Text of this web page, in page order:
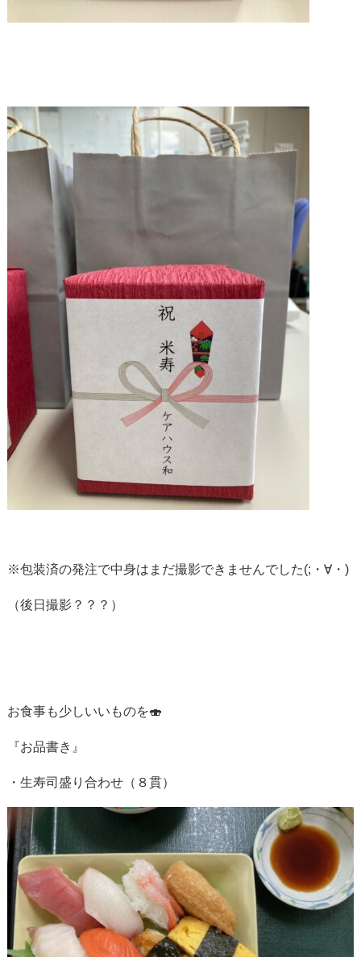
※包装済の発注で中身はまだ撮影できませんでした(;・∀・)
（後日撮影？？？）
お食事も少しいいものを🍣
『お品書き』
・生寿司盛り合わせ（８貫）